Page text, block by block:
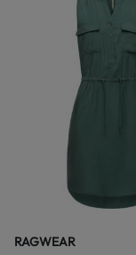
RAGWEAR